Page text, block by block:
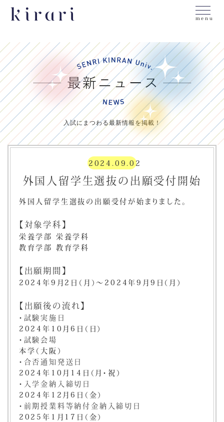
menu
入試にまつわる最新情報を掲載！
2024.09.02
外国人留学生選抜の出願受付開始
外国人留学生選抜の出願受付が始まりました。
【対象学科】
栄養学部 栄養学科
教育学部 教育学科
【出願期間】
2024年9月2日（月）～2024年9月9日（月）
【出願後の流れ】
・試験実施日
2024年10月6日（日）
・試験会場
本学（大阪）
・合否通知発送日
2024年10月14日（月・祝）
・入学金納入締切日
2024年12月6日（金）
・前期授業料等納付金納入締切日
2025年1月17日（金）